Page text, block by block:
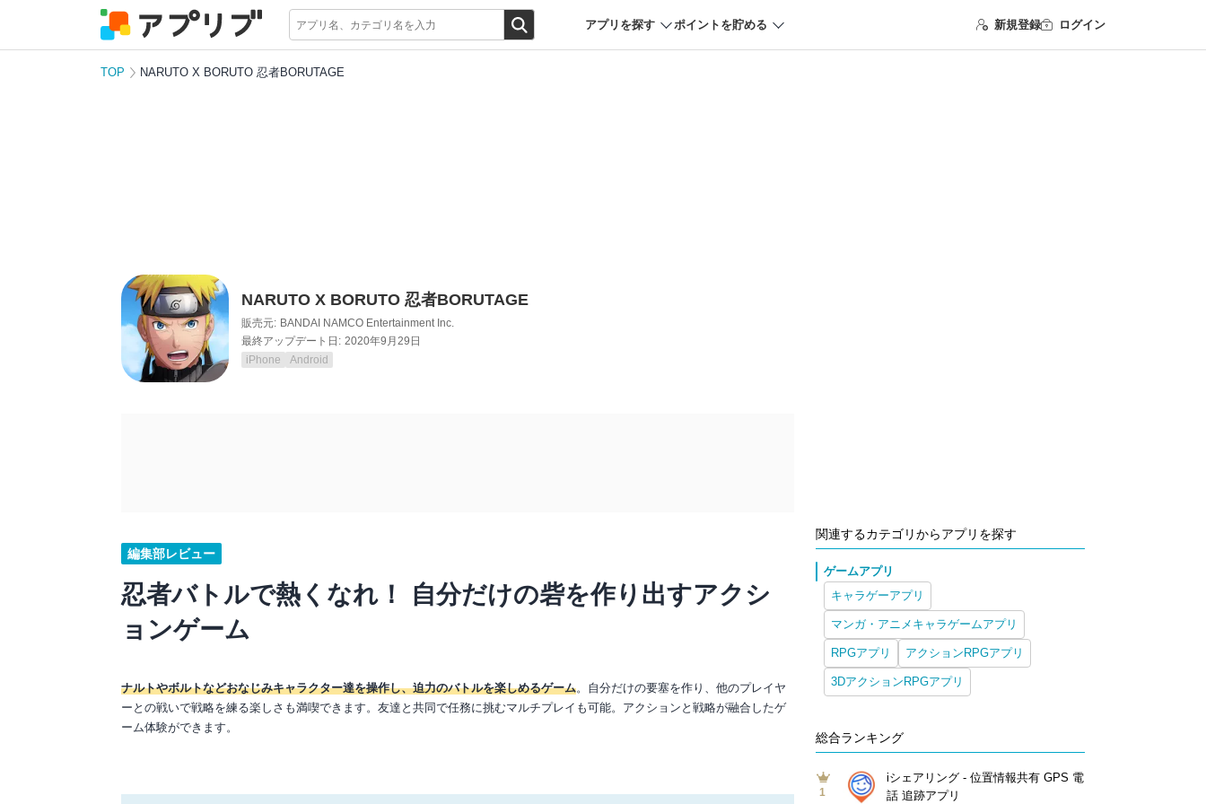
アプリを探す ポイントを貯める 新規登録 ログイン
TOP NARUTO X BORUTO 忍者BORUTAGE
NARUTO X BORUTO 忍者BORUTAGE
販売元: BANDAI NAMCO Entertainment Inc.
最終アップデート日: 2020年9月29日
iPhone
Android
編集部レビュー
忍者バトルで熱くなれ！ 自分だけの砦を作り出すアクシ
ョンゲーム
ナルトやボルトなどおなじみキャラクター達を操作し、迫力のバトルを楽しめるゲーム。自分だけの要塞を作り、他のプレイヤ
ーとの戦いで戦略を練る楽しさも満喫できます。友達と共同で任務に挑むマルチプレイも可能。アクションと戦略が融合したゲ
ーム体験ができます。
関連するカテゴリからアプリを探す
ゲームアプリ
キャラゲーアプリ
マンガ・アニメキャラゲームアプリ
RPGアプリ アクションRPGアプリ
3DアクションRPGアプリ
総合ランキング
1
iシェアリング - 位置情報共有 GPS 電
話 追跡アプリ